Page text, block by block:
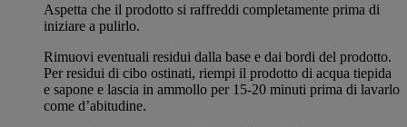
Aspetta che il prodotto si raffreddi completamente prima di
iniziare a pulirlo.
Rimuovi eventuali residui dalla base e dai bordi del prodotto.
Per residui di cibo ostinati, riempi il prodotto di acqua tiepida
e sapone e lascia in ammollo per 15-20 minuti prima di lavarlo
come d’abitudine.